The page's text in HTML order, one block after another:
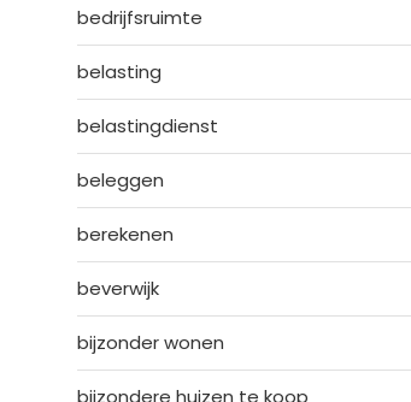
bedrijfsruimte
belasting
belastingdienst
beleggen
berekenen
beverwijk
bijzonder wonen
bijzondere huizen te koop